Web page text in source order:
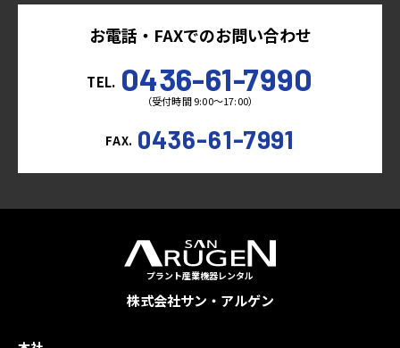
お電話・FAXでのお問い合わせ
TEL. 0436-61-7990
（受付時間 9:00～17:00）
FAX. 0436-61-7991
プラント産業機器レンタル
株式会社サン・アルゲン